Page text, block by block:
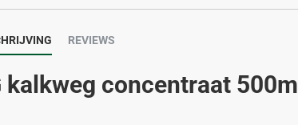
REVIEWS
kalkweg concentraat 500ml